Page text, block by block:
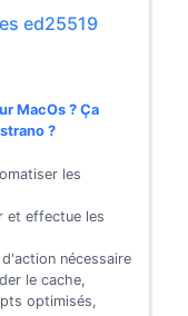
ed25519
MacOs ? Ça
?
les
et effectue les
nécessaire
le cache,
optimisés,